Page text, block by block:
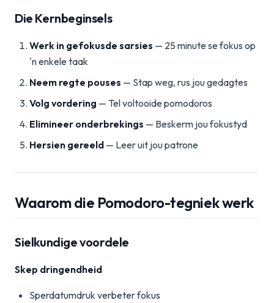
Die Kernbeginsels
Werk in gefokusde sarsies — 25 minute se fokus op
'n enkele taak
Neem regte pouses — Stap weg, rus jou gedagtes
Volg vordering — Tel voltooide pomodoros
Elimineer onderbrekings — Beskerm jou fokustyd
Hersien gereeld — Leer uit jou patrone
Waarom die Pomodoro-tegniek werk
Sielkundige voordele
Skep dringendheid
Sperdatumdruk verbeter fokus